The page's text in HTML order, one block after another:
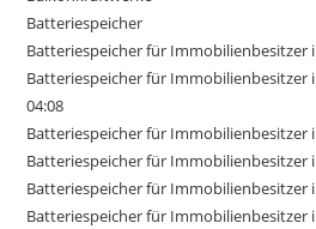
Batteriespeicher
Batteriespeicher für Immobilienbesitzer
Batteriespeicher für Immobilienbesitzer
04:08
Batteriespeicher für Immobilienbesitzer
Batteriespeicher für Immobilienbesitzer
Batteriespeicher für Immobilienbesitzer
Batteriespeicher für Immobilienbesitzer